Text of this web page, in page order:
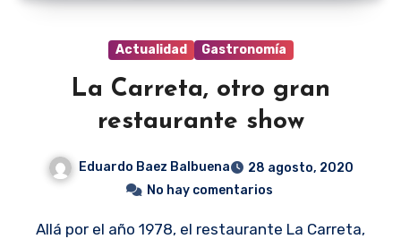
Actualidad Gastronomía
La Carreta, otro gran
restaurante show
Eduardo Baez Balbuena
28 agosto, 2020
No hay comentarios
Allá por el año 1978, el restaurante La Carreta,